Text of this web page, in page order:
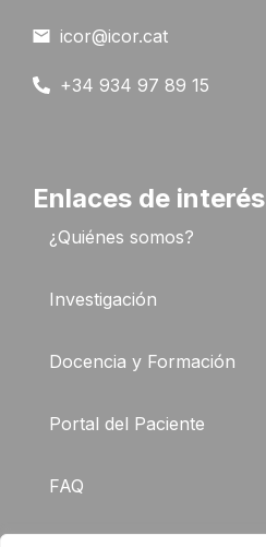
icor@icor.cat
+34 934 97 89 15
Enlaces de interés
¿Quiénes somos?
Investigación
Docencia y Formación
Portal del Paciente
FAQ